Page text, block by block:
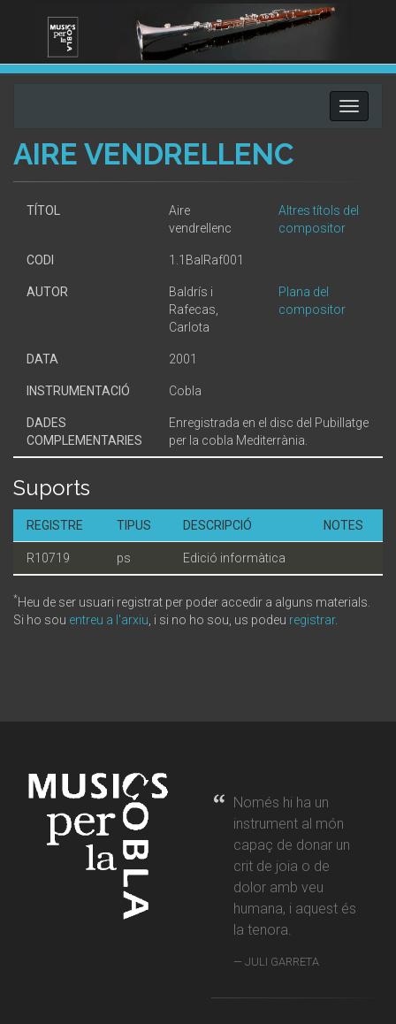
Toggle
AIRE VENDRELLENC
TÍTOL
Aire
vendrellenc
Altres títols del
compositor
CODI 1.1BalRaf001
AUTOR
Baldrís i
Rafecas,
Carlota
Plana del
compositor
DATA 2001
INSTRUMENTACIÓ Cobla
DADES
COMPLEMENTARIES
Enregistrada en el disc del Pubillatge
per la cobla Mediterrània.
Suports
REGISTRE TIPUS DESCRIPCIÓ NOTES
R10719 ps Edició informàtica
*Heu de ser usuari registrat per poder accedir a alguns materials.
Si ho sou entreu a l'arxiu , i si no ho sou, us podeu registrar.
Només hi ha un
instrument al món
capaç de donar un
crit de joia o de
dolor amb veu
humana, i aquest és
la tenora.
JULI GARRETA